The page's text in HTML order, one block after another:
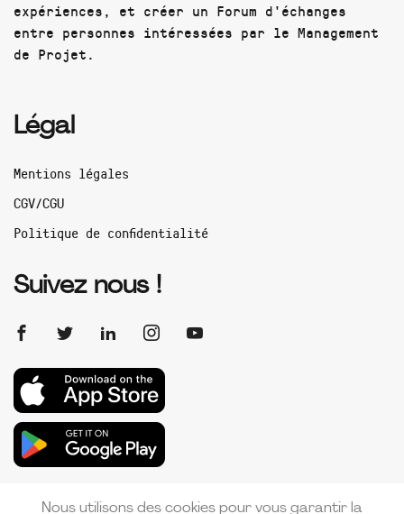
expériences, et créer un Forum d'échanges
entre personnes intéressées par le Management
de Projet.
Légal
Mentions légales
CGV/CGU
Politique de confidentialité
Suivez nous !
Nous utilisons des cookies pour vous garantir la